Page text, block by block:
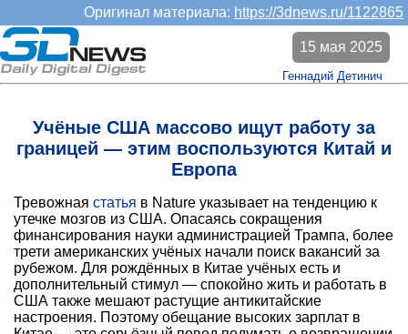
Оригинал материала: https://3dnews.ru/1122865
Учёные США массово ищут работу за
границей — этим воспользуются Китай и
Европа
15 мая 2025
Геннадий Детинич
Тревожная статья в Nature указывает на тенденцию к
утечке мозгов из США. Опасаясь сокращения
финансирования науки администрацией Трампа, более
трети американских учёных начали поиск вакансий за
рубежом. Для рождённых в Китае учёных есть и
дополнительный стимул — спокойно жить и работать в
США также мешают растущие антикитайские
настроения. Поэтому обещание высоких зарплат в